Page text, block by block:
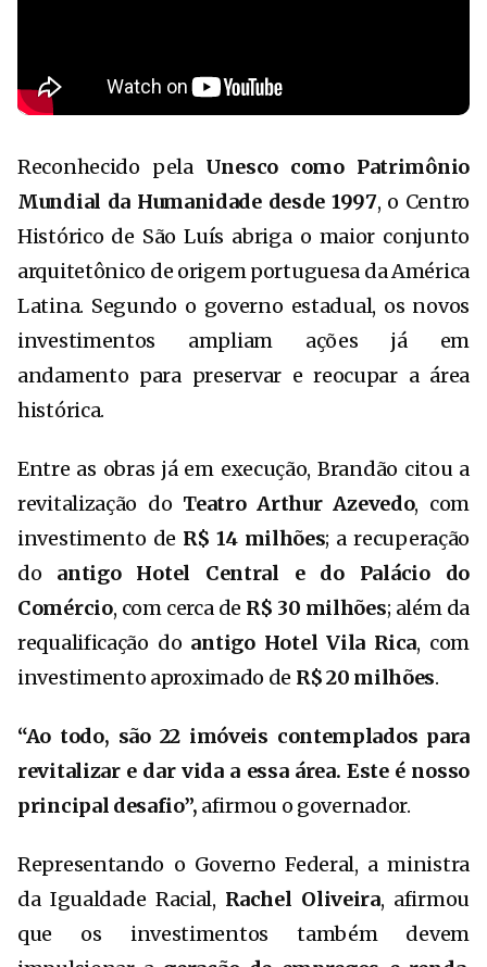
Reconhecido pela Unesco como Patrimônio
Mundial da Humanidade desde 1997, o Centro
Histórico de São Luís abriga o maior conjunto
arquitetônico de origem portuguesa da América
Latina. Segundo o governo estadual, os novos
investimentos ampliam ações já em
andamento para preservar e reocupar a área
histórica.
Entre as obras já em execução, Brandão citou a
revitalização do Teatro Arthur Azevedo, com
investimento de R$ 14 milhões; a recuperação
do antigo Hotel Central e do Palácio do
Comércio, com cerca de R$ 30 milhões; além da
requalificação do antigo Hotel Vila Rica, com
investimento aproximado de R$ 20 milhões.
“Ao todo, são 22 imóveis contemplados para
revitalizar e dar vida a essa área. Este é nosso
principal desafio”, afirmou o governador.
Representando o Governo Federal, a ministra
da Igualdade Racial, Rachel Oliveira, afirmou
que os investimentos também devem